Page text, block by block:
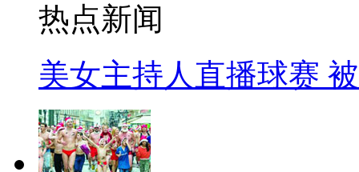
热点新闻
美女主持人直播球赛